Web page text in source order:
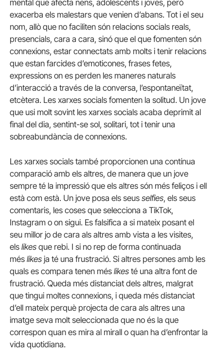
mental que afecta nens, adolescents i joves, però
exacerba els malestars que venien d’abans. Tot i el seu
nom, allò que no faciliten són relacions socials reals,
presencials, cara a cara, sinó que el que fomenten són
connexions, estar connectats amb molts i tenir relacions
que estan farcides d’emoticones, frases fetes,
expressions on es perden les maneres naturals
d’interacció a través de la conversa, l’espontaneïtat,
etcètera. Les xarxes socials fomenten la solitud. Un jove
que usi molt sovint les xarxes socials acaba deprimit al
final del dia, sentint-se sol, solitari, tot i tenir una
sobreabundància de connexions.
Les xarxes socials també proporcionen una contínua
comparació amb els altres, de manera que un jove
sempre té la impressió que els altres són més feliços i ell
està com està. Un jove posa els seus selfies, els seus
comentaris, les coses que selecciona a TikTok,
Instagram o on sigui. Es falsifica a si mateix posant el
seu millor jo de cara als altres amb vista a les visites,
els likes que rebi. I si no rep de forma continuada
més likes ja té una frustració. Si altres persones amb les
quals es compara tenen més likes té una altra font de
frustració. Queda més distanciat dels altres, malgrat
que tingui moltes connexions, i queda més distanciat
d’ell mateix perquè projecta de cara als altres una
imatge seva molt seleccionada que no és la que
correspon quan es mira al mirall o quan ha d’enfrontar la
vida quotidiana.